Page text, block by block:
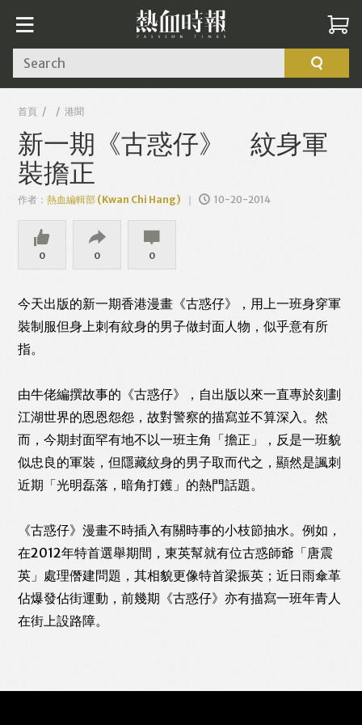
Like Facebook Twitter Line
WhatsApp Email Print
Search
首頁 港聞
新一期《古惑仔》 紋身軍
裝擔正
作者：熱血編輯部 (Kwan Chi Hang) 10-20-2014
0 0 0
今天出版的新一期香港漫畫《古惑仔》，用上一班身穿軍
裝制服但身上刺有紋身的男子做封面人物，似乎意有所
指。
由牛佬編撰故事的《古惑仔》，自出版以來一直專於刻劃
江湖世界的恩恩怨怨，故對警察的描寫並不算深入。然
而，今期封面罕有地不以一班主角「擔正」，反是一班貌
似忠良的軍裝，但隱藏紋身的男子取而代之，顯然是諷刺
近期「光明磊落，暗角打鑊」的熱門話題。
《古惑仔》漫畫不時插入有關時事的小枝節抽水。例如，
在2012年特首選舉期間，東英幫就有位古惑師爺「唐震
英」處理僭建問題，其相貌更像特首梁振英；近日雨傘革
佔爆發佔街運動，前幾期《古惑仔》亦有描寫一班年青人
在街上設路障。